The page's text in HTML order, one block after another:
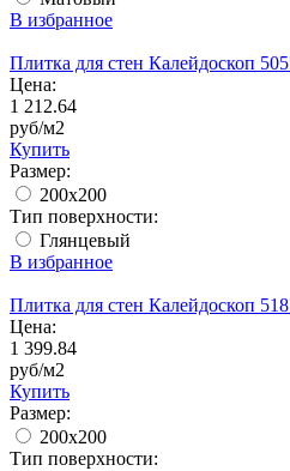
В избранное
Плитка для стен Калейдоскоп
Цена:
1 212.64
руб/м2
Купить
Размер:
200x200
Тип поверхности:
Глянцевый
В избранное
Плитка для стен Калейдоскоп
Цена:
1 399.84
руб/м2
Купить
Размер:
200x200
Тип поверхности: